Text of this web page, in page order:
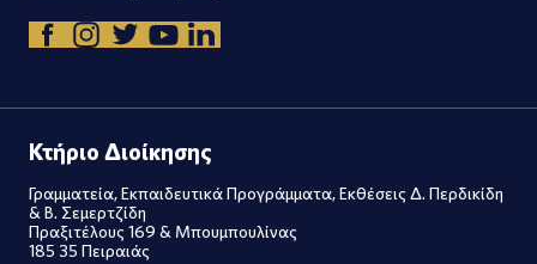
Κτήριο Διοίκησης
Γραμματεία, Εκπαιδευτικά Προγράμματα, Εκθέσεις Δ. Περδικίδη
& Β. Σεμερτζίδη
Πραξιτέλους 169 & Μπουμπουλίνας
185 35 Πειραιάς